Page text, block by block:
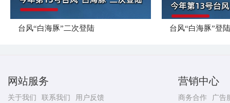
台风“白海豚”二次登陆 台风“白海豚”登
网站服务
关于我们 联系我们
用户反馈
营销中心
商务合作
广告